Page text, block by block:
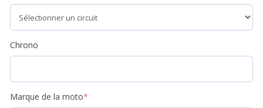
Chrono
Marque de la moto*